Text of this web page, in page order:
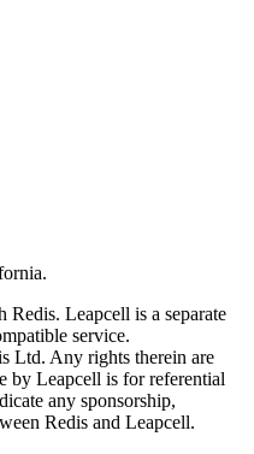
Leapcell is a separate
service.
Ltd. Any rights therein are
by Leapcell is for referential
any sponsorship,
Redis and Leapcell.